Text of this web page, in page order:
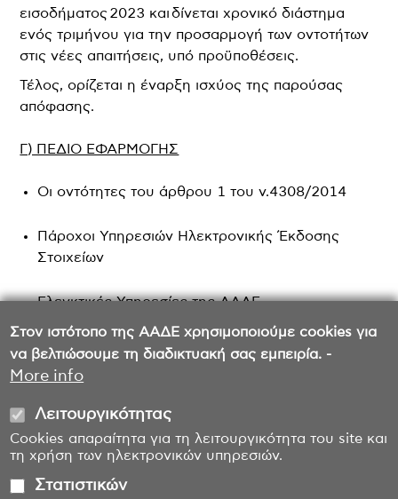
Στον ιστότοπο της ΑΑΔΕ χρησιμοποιούμε cookies για
να βελτιώσουμε τη διαδικτυακή σας εμπειρία. -
More info
Λειτουργικότητας
Cookies απαραίτητα για τη λειτουργικότητα του site και
τη χρήση των ηλεκτρονικών υπηρεσιών.
Στατιστικών
εισοδήματος 2023 και δίνεται χρονικό διάστημα
ενός τριμήνου για την προσαρμογή των οντοτήτων
στις νέες απαιτήσεις, υπό προϋποθέσεις.
Τέλος, ορίζεται η έναρξη ισχύος της παρούσας
απόφασης.
Γ) ΠΕΔΙΟ ΕΦΑΡΜΟΓΗΣ
Οι οντότητες του άρθρου 1 του ν.4308/2014
Πάροχοι Υπηρεσιών Ηλεκτρονικής Έκδοσης
Στοιχείων
Ελεγκτικές Υπηρεσίες της ΑΑΔΕ